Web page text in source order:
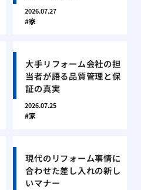
2026.07.27
家
大手リフォーム会社の担
当者が語る品質管理と保
証の真実
2026.07.25
家
現代のリフォーム事情に
合わせた差し入れの新し
いマナー